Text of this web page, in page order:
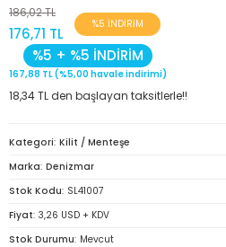
186,02 TL
176,71 TL
%5 İNDİRİM
%5 + %5 İNDİRİM
167,88 TL (%5,00 havale indirimi)
18,34 TL den başlayan taksitlerle!!
Kategori Kilit / Menteşe
Marka Denizmar
Stok Kodu SL41007
Fiyat 3,26 USD + KDV
Stok Durumu Mevcut